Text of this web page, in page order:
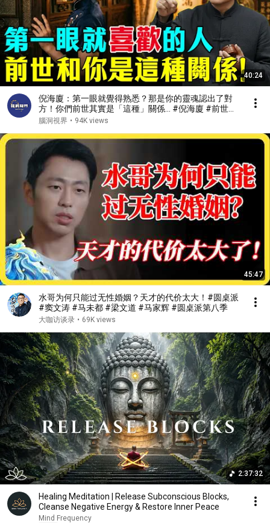
40:24
倪海廈：第一眼就覺得熟悉？那是你的靈魂認出了對
方！你們前世其實是「這種」關係... #倪海廈 #前世今
生 #因果 #感情 #緣分 #命理 #姻緣 #心靈暖流 #吸引
腦洞視界 • 94K views
45:47
水哥为何只能过无性婚姻？天才的代价太大！#圆桌派
#窦文涛 #马未都 #梁文道 #马家辉 #圆桌派第八季
大咖访谈录 • 69K views
2:37:32
Healing Meditation | Release Subconscious Blocks,
Cleanse Negative Energy & Restore Inner Peace
Mind Frequency